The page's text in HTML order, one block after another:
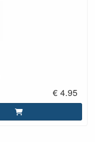
€ 4.95